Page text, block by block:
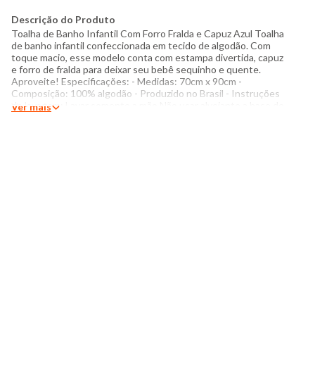
Descrição do Produto
Toalha de Banho Infantil Com Forro Fralda e Capuz Azul Toalha
de banho infantil confeccionada em tecido de algodão. Com
toque macio, esse modelo conta com estampa divertida, capuz
e forro de fralda para deixar seu bebê sequinho e quente.
Aproveite! Especificações: - Medidas: 70cm x 90cm -
Composição: 100% algodão - Produzido no Brasil - Instruções
de lavagem: Lavar somente a mão Não usar alvejante a base de
Ver mais